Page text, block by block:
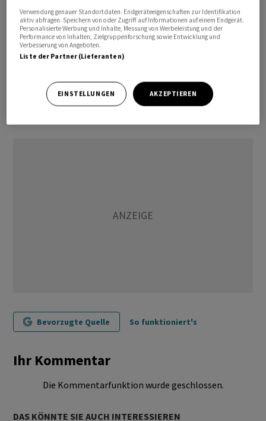
In den USA leiden laut den Angaben von Roche 3,6
Millionen Kinder und 13,6 Millionen Erwachsene an
Lebensmittelallergien.
Bevorzugte Quelle So funktioniert's
Ihr Kommentar
Die Kommentarfunktion wurde geschlossen.
DAS KÖNNTE SIE AUCH INTERESSIEREN
Verwendung genauer Standortdaten. Endgeräteeigenschaften zur Identifikation
aktiv abfragen. Speichern von oder Zugriff auf Informationen auf einem Endgerät.
Personalisierte Werbung und Inhalte, Messung von Werbeleistung und der
Performance von Inhalten, Zielgruppenforschung sowie Entwicklung und
Verbesserung von Angeboten.
Liste der Partner (Lieferanten)
EINSTELLUNGEN AKZEPTIEREN